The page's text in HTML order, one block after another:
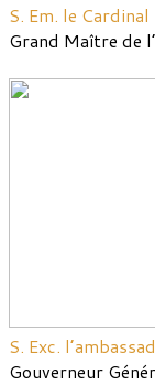
S. Em. le
Grand Maître de
S. Exc.
Gouverneur